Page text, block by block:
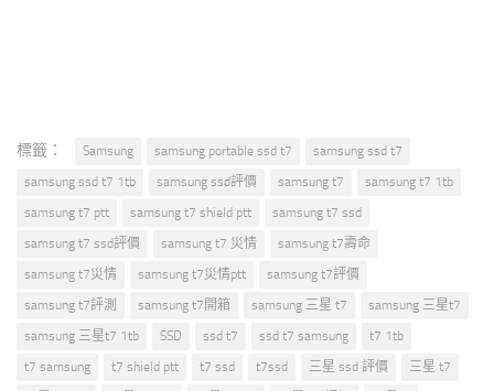
標籤： Samsung samsung portable ssd t7
samsung ssd t7
samsung ssd t7 1tb
samsung ssd評價 samsung t7
samsung t7 1tb
samsung t7 ptt
samsung t7 shield ptt
samsung t7 ssd
samsung t7 ssd評價
samsung t7 災情
samsung t7壽命
samsung t7災情
samsung t7災情ptt
samsung t7評價
samsung t7評測
samsung t7開箱 samsung 三星 t7
samsung 三星t7
samsung 三星t7 1tb
SSD ssd t7 ssd t7 samsung
t7 1tb
t7 samsung
t7 shield ptt t7 ssd t7ssd 三星 ssd 評價
三星 t7